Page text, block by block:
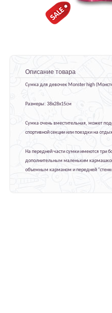
Описание товара
Сумка для девочек Monster high
Размеры: 38х28х15см
Сумка очень вместительная, может
спортивной секции или поездки на
На передней части сумки имеются три
дополнительным маленьким
объемным карманом и передней